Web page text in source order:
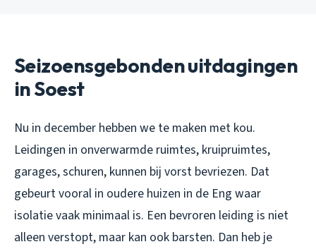
Seizoensgebonden uitdagingen
in Soest
Nu in december hebben we te maken met kou.
Leidingen in onverwarmde ruimtes, kruipruimtes,
garages, schuren, kunnen bij vorst bevriezen. Dat
gebeurt vooral in oudere huizen in de Eng waar
isolatie vaak minimaal is. Een bevroren leiding is niet
alleen verstopt, maar kan ook barsten. Dan heb je